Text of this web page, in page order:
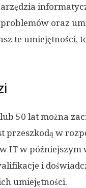
oraz
te umiejętności,
50 lat można
przeszkodą w
IT w późniejszym
i
umiejętności.